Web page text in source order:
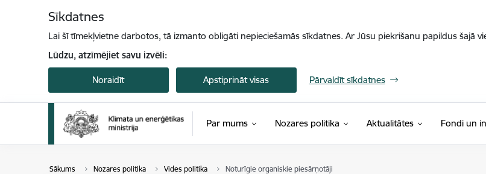
Sīkdatnes
Lai šī tīmekļvietne darbotos, tā izmanto obligāti nepieciešamās sīkdatnes. Ar Jūsu piekrišanu papildus šajā
Lūdzu, atzīmējiet savu izvēli:
Noraidīt Apstiprināt visas Pārvaldīt sīkdatnes
Par mums Nozares politika Aktualitātes Fondi un
Sākums Nozares politika Vides politika Noturīgie organiskie piesārņotāji